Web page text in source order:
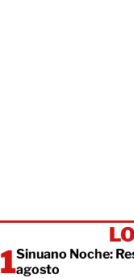
Sinuano Noche:
agosto